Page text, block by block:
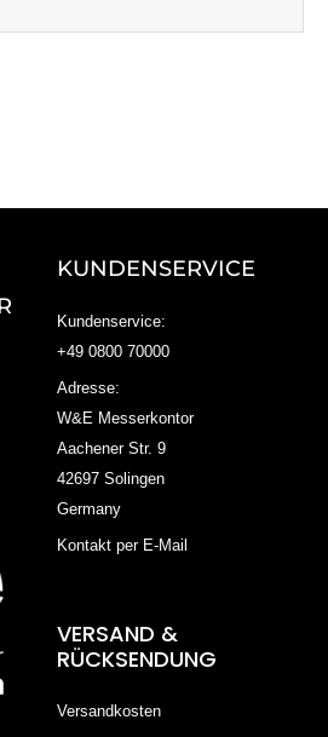
KUNDENSERVICE
Kundenservice:
+49 0800 70000
Adresse:
W&E Messerkontor
Aachener Str. 9
42697 Solingen
Germany
Kontakt per E-Mail
VERSAND &
RÜCKSENDUNG
Versandkosten